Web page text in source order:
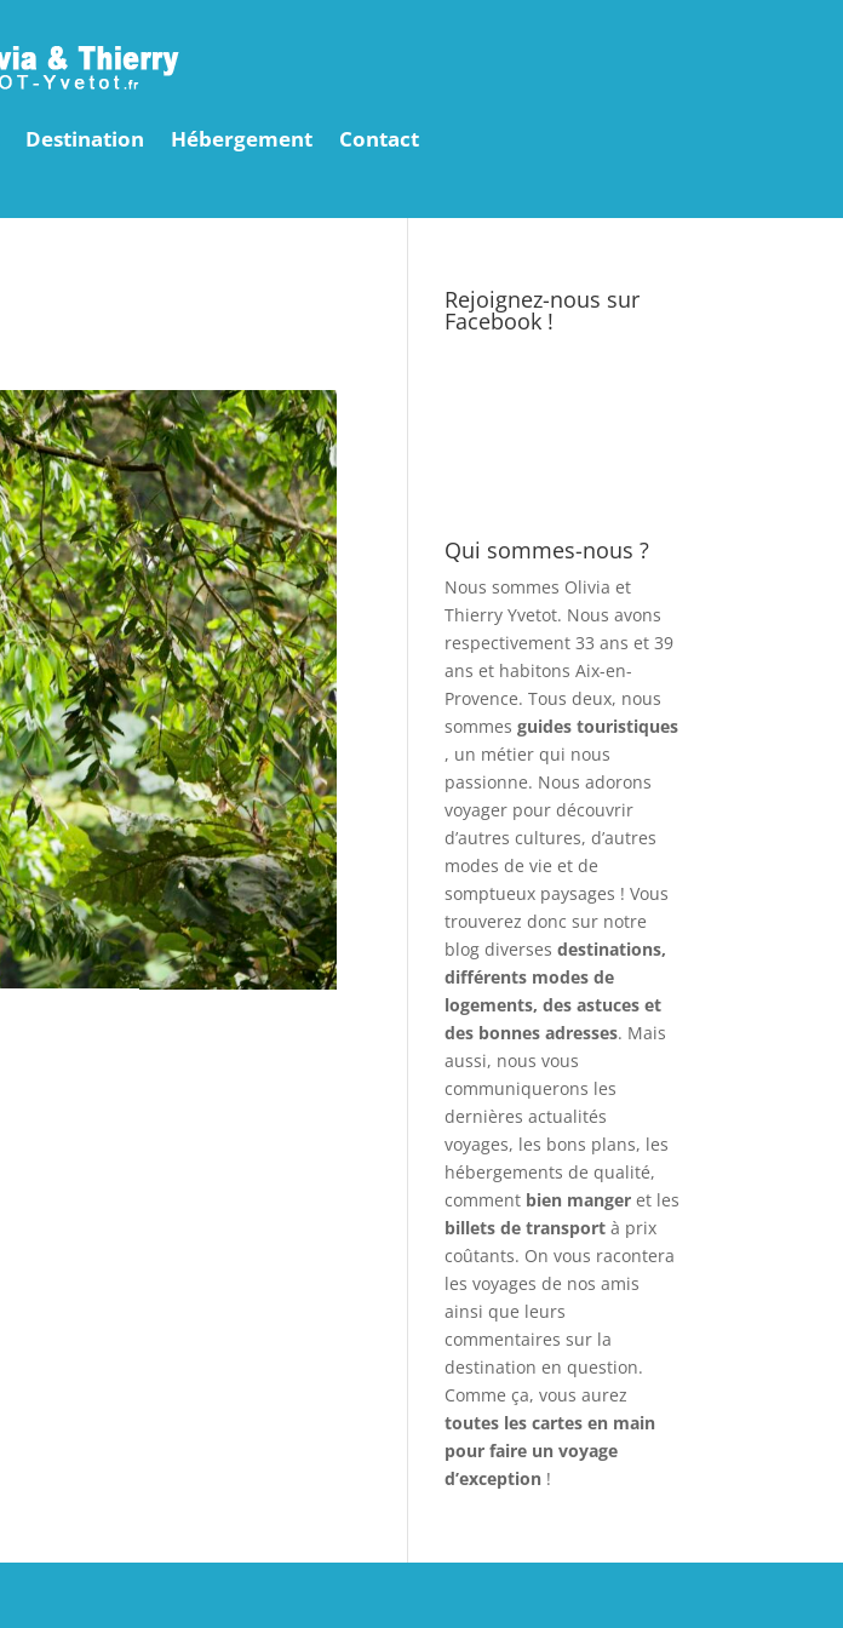
Destination Hébergement Contact
Rejoignez-nous sur
Facebook !
Qui sommes-nous ?
Nous sommes Olivia et
Thierry Yvetot. Nous avons
respectivement 33 ans et 39
ans et habitons Aix-en-
Provence. Tous deux, nous
sommesguides touristiques
, un métier qui nous
passionne. Nous adorons
voyager pour découvrir
d’autres cultures, d’autres
modes de vie et de
somptueux paysages ! Vous
trouverez donc sur notre
blog diversesdestinations,
différents modes de
logements, des astuces et
des bonnes adresses. Mais
aussi, nous vous
communiquerons les
dernières actualités
voyages, les bons plans, les
hébergements de qualité,
comment bien manger et les
billets de transport à prix
coûtants. On vous racontera
les voyages de nos amis
ainsi que leurs
commentaires sur la
destination en question.
Comme ça, vous aurez
toutes les cartes en main
pour faire un voyage
d’exception !